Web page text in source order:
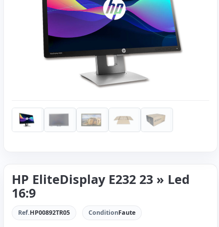
HP EliteDisplay E232 23 » Led
16:9
Ref.HP00892TR05 ConditionFaute